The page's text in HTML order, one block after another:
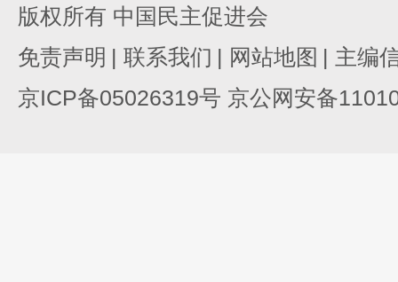
版权所有 中国民主促进会
免责声明 | 联系我们 | 网站地图 | 主编
京ICP备05026319号 京公网安备